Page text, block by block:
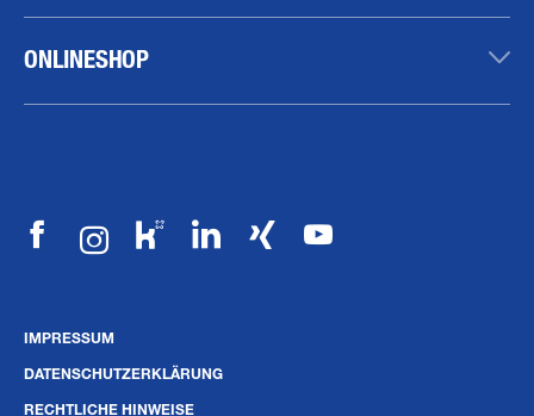
ONLINESHOP
IMPRESSUM
DATENSCHUTZERKLÄRUNG
RECHTLICHE HINWEISE